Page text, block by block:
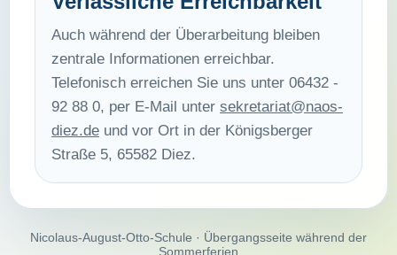
Auch während der Überarbeitung bleiben
zentrale Informationen erreichbar.
Telefonisch erreichen Sie uns unter 06432 -
92 88 0, per E-Mail unter sekretariat@naos-
diez.de und vor Ort in der Königsberger
Straße 5, 65582 Diez.
Nicolaus-August-Otto-Schule · Übergangsseite während der
Sommerferien